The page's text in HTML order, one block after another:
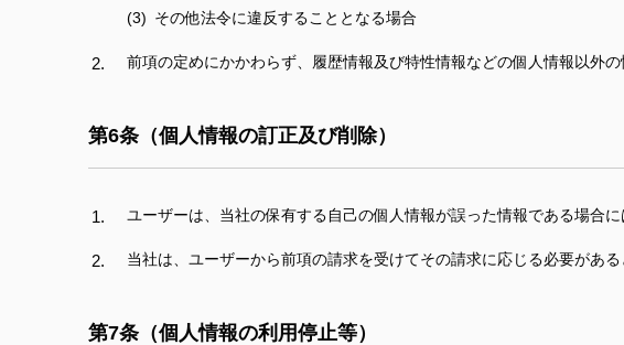
その他法令に違反することとなる場合
前項の定めにかかわらず、履歴情報及び特性情報などの個人情報以外
第6条（個人情報の訂正及び削除）
ユーザーは、当社の保有する自己の個人情報が誤った情報である場合
当社は、ユーザーから前項の請求を受けてその請求に応じる必要があ
第7条（個人情報の利用停止等）